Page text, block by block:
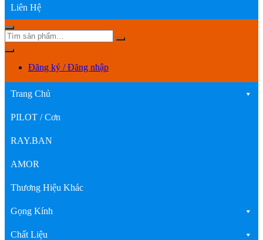
Liên Hệ
Đăng ký / Đăng nhập
Trang Chủ
PILOT / Cơn
RAY.BAN
AMOR
Thương Hiệu Khác
Gọng Kính
Chất Liệu